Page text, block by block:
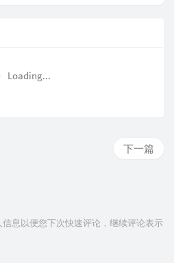
Loading...
下一篇
息以便您下次快速评论，继续评论表示